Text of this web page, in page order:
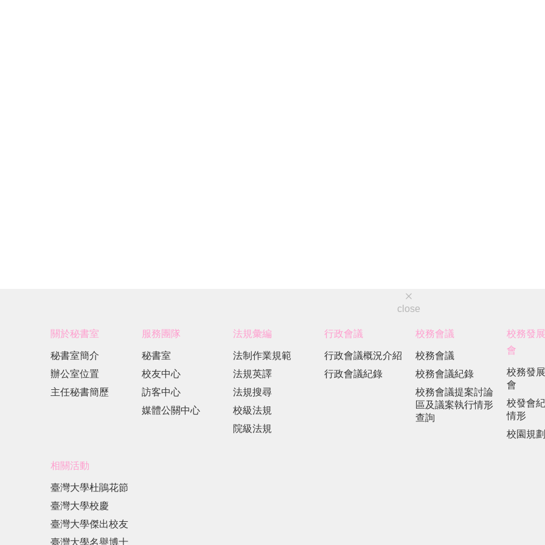
close
關於秘書室
秘書室簡介
辦公室位置
主任秘書簡歷
服務團隊
秘書室
校友中心
訪客中心
媒體公關中心
法規彙編
法制作業規範
法規英譯
法規搜尋
校級法規
院級法規
行政會議
行政會議概況介紹
行政會議紀錄
校務會議
校務會議
校務會議紀錄
校務會議提案討論
區及議案執行情形
查詢
校務發
會
校務發
會
校發會
情形
校園規
相關活動
臺灣大學杜鵑花節
臺灣大學校慶
臺灣大學傑出校友
臺灣大學名譽博士